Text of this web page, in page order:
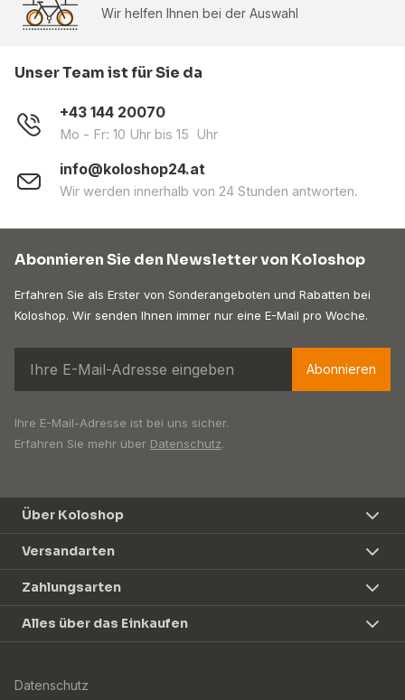
Wir helfen Ihnen bei der Auswahl
Unser Team ist für Sie da
+43 144 20070
Mo - Fr: 10 Uhr bis 15 Uhr
info@koloshop24.at
Wir werden innerhalb von 24 Stunden antworten.
Abonnieren Sie den Newsletter von Koloshop
Erfahren Sie als Erster von Sonderangeboten und Rabatten bei
Koloshop. Wir senden Ihnen immer nur eine E-Mail pro Woche.
Abonnieren
Ihre E-Mail-Adresse ist bei uns sicher.
Erfahren Sie mehr über Datenschutz.
Über Koloshop
Versandarten
Zahlungsarten
Alles über das Einkaufen
Datenschutz